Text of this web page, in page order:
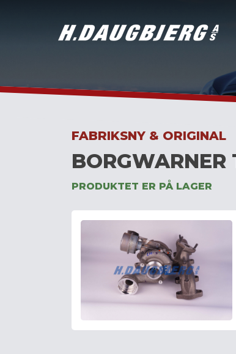
FABRIKSNY & ORIGINAL
PRODUKTET ER PÅ LAGER